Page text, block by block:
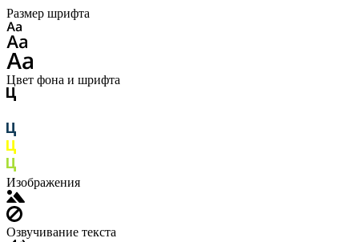
Размер шрифта
Цвет фона и шрифта
Изображения
Озвучивание текста